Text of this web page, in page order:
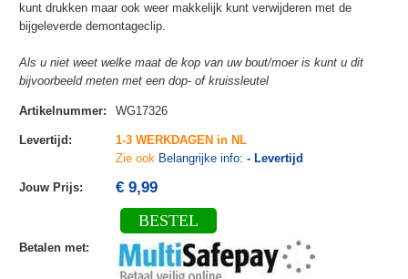
kunt drukken maar ook weer makkelijk kunt verwijderen met de
bijgeleverde demontageclip.
Als u niet weet welke maat de kop van uw bout/moer is kunt u dit
bijvoorbeeld meten met een dop- of kruissleutel
Artikelnummer: WG17326
Levertijd :
1-3 WERKDAGEN in NL
Zie ook Belangrijke info: - Levertijd
Jouw Prijs: € 9,99
BESTEL
Betalen met: